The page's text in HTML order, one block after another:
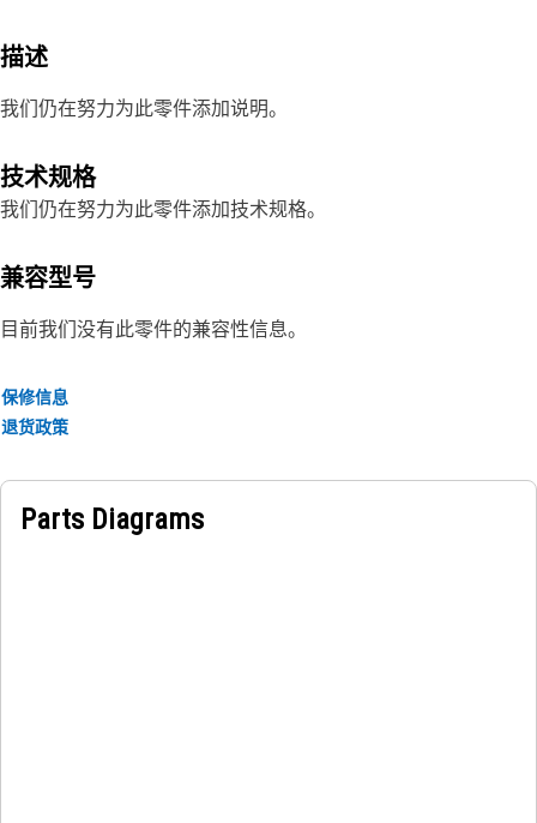
描述
我们仍在努力为此零件添加说明。
技术规格
我们仍在努力为此零件添加技术规格。
兼容型号
目前我们没有此零件的兼容性信息。
保修信息
退货政策
Parts Diagrams